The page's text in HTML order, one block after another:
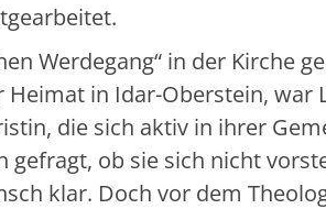
Werdegang“ in der Kirche
Heimat in Idar-Oberstein,
die sich aktiv in ihrer
gefragt, ob sie sich nicht
klar. Doch vor dem